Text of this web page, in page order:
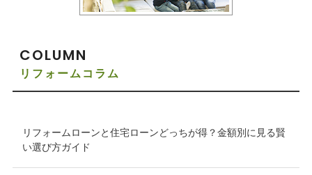
COLUMN
リフォームコラム
リフォームローンと住宅ローンどっちが得？金額別に見る賢
い選び方ガイド